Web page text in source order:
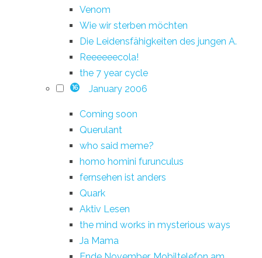
Venom
Wie wir sterben möchten
Die Leidensfähigkeiten des jungen A.
Reeeeeecola!
the 7 year cycle
16 January 2006
Coming soon
Querulant
who said meme?
homo homini furunculus
fernsehen ist anders
Quark
Aktiv Lesen
the mind works in mysterious ways
Ja Mama